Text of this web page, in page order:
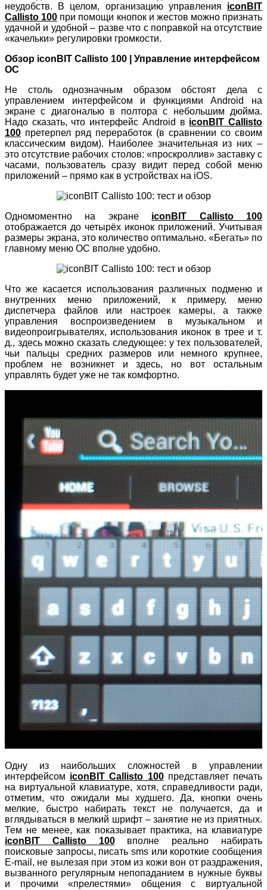
неудобств. В целом, организацию управления iconBIT
Callisto 100 при помощи кнопок и жестов можно признать
удачной и удобной – разве что с поправкой на отсутствие
«качельки» регулировки громкости.
Обзор iconBIT Callisto 100 | Управление интерфейсом
ОС
Не столь однозначным образом обстоят дела с
управлением интерфейсом и функциями Android на
экране с диагональю в полтора с небольшим дюйма.
Надо сказать, что интерфейс Android в iconBIT Callisto
100 претерпел ряд переработок (в сравнении со своим
классическим видом). Наиболее значительная из них –
это отсутствие рабочих столов: «проскроллив» заставку с
часами, пользователь сразу видит перед собой меню
приложений – прямо как в устройствах на iOS.
Одномоментно на экране iconBIT Callisto 100
отображается до четырёх иконок приложений. Учитывая
размеры экрана, это количество оптимально. «Бегать» по
главному меню ОС вполне удобно.
Что же касается использования различных подменю и
внутренних меню приложений, к примеру, меню
диспетчера файлов или настроек камеры, а также
управления воспроизведением в музыкальном и
видеопроигрывателях, использования иконок в трее и т.
д., здесь можно сказать следующее: у тех пользователей,
чьи пальцы средних размеров или немного крупнее,
проблем не возникнет и здесь, но вот остальным
управлять будет уже не так комфортно.
Одну из наибольших сложностей в управлении
интерфейсом iconBIT Callisto 100представляет печать
на виртуальной клавиатуре, хотя, справедливости ради,
отметим, что ожидали мы худшего. Да, кнопки очень
мелкие, быстро набирать текст не получается, да и
вглядываться в мелкий шрифт – занятие не из приятных.
Тем не менее, как показывает практика, на клавиатуре
iconBIT Callisto 100вполне реально набирать
поисковые запросы, писать sms или короткие сообщения
E-mail, не вылезая при этом из кожи вон от раздражения,
вызванного регулярным непопаданием в нужные буквы
и прочими «прелестями» общения с виртуальной